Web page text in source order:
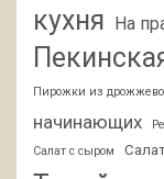
кухня На
Пирожки из
начинающих
Салат с сыром